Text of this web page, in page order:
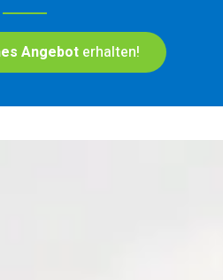
Angebot erhalten!